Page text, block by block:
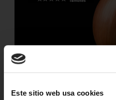
Este sitio web usa cookies
+